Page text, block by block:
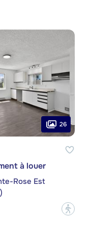
26
à louer
Rose Est
?